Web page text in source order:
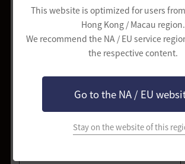
This website is optimized for users
Hong Kong / Macau region.
We recommend the NA / EU service
the respective content.
Go to the NA / EU
Stay on the website of this
[活動]殘月祝福禮包(7日)
[活動]2024服裝選擇箱子
黑色神秘禮包
巴爾克斯的忠告(+100)